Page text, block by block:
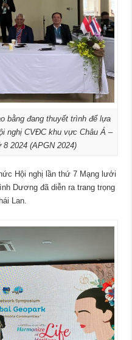
bằng đang thuyết trình để lựa
nghị CVĐC khu vực Châu Á –
2024 (APGN 2024)
Hội nghị lần thứ 7 Mạng lưới
Dương đã diễn ra trang trọng
Lan.